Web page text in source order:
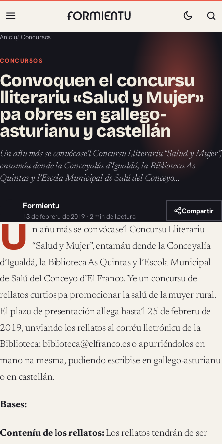
Aniciu/Concursos
CONCURSOS
Convoquen el concursu
lliterariu «Salud y Mujer»
pa obres en gallego-
asturianu y castellán
Un añu más se convócase’l Concursu Lliterariu “Salud y Mujer”,
entamáu dende la Conceyalía d’Igualdá, la Biblioteca As
Quintas y l’Escola Municipal de Salú del Conceyo…
Formientu
13 de febreru de 2019 · 2 min de llectura
Compartir
U n añu más se convócase’l Concursu Lliterariu
“Salud y Mujer”, entamáu dende la Conceyalía
d’Igualdá, la Biblioteca As Quintas y l’Escola Municipal
de Salú del Conceyo d’El Franco. Ye un concursu de
rellatos curtios pa promocionar la salú de la muyer rural.
El plazu de presentación allega hasta’l 25 de febreru de
2019, unviando los rellatos al corréu lletrónicu de la
Biblioteca: biblioteca@elfranco.es o apurriéndolos en
mano na mesma, pudiendo escribise en gallego-asturianu
o en castellán.
Bases:
Conteníu de los rellatos:Los rellatos tendrán de ser